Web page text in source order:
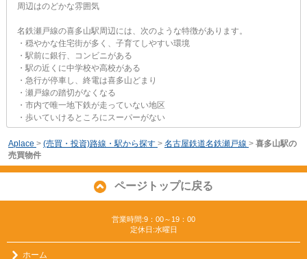
周辺はのどかな雰囲気
名鉄瀬戸線の喜多山駅周辺には、次のような特徴があります。
・穏やかな住宅街が多く、子育てしやすい環境
・駅前に銀行、コンビニがある
・駅の近くに中学校や高校がある
・急行が停車し、終電は喜多山どまり
・瀬戸線の踏切がなくなる
・市内で唯一地下鉄が走っていない地区
・歩いていけるところにスーパーがない
Aplace > (売買・投資)路線・駅から探す > 名古屋鉄道名鉄瀬戸線 > 喜多山駅の
売買物件
ページトップに戻る
営業時間:9：00～19：00
定休日:水曜日
ホーム